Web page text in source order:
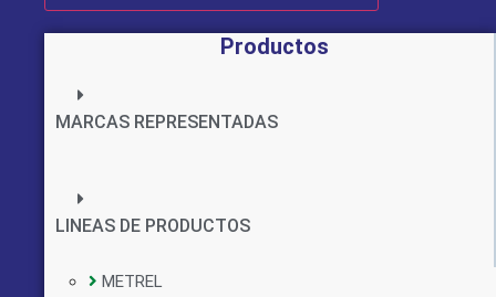
Productos
MARCAS REPRESENTADAS
LINEAS DE PRODUCTOS
METREL